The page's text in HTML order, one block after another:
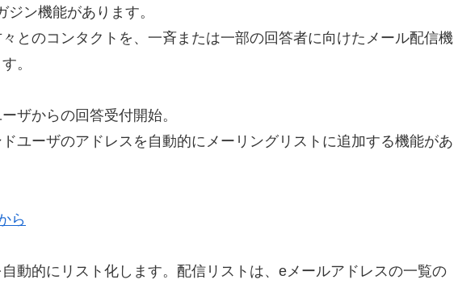
ン機能があります。
とのコンタクトを、一斉または一部の回答者に向けたメール配信機
。
ザからの回答受付開始。
ユーザのアドレスを自動的にメーリングリストに追加する機能があ
ら
動的にリスト化します。配信リストは、eメールアドレスの一覧の